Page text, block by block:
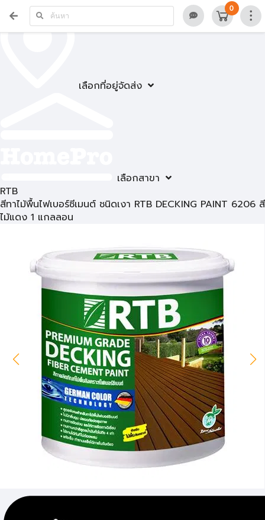
เลือกที่อยู่จัดส่ง
เลือกสาขา
0
RTB
สีทาไม้พื้นไฟเบอร์ซีเมนต์ ชนิดเงา RTB DECKING PAINT 6206 สี
ไม้แดง 1 แกลลอน